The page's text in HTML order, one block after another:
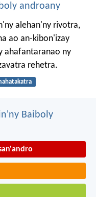
androany
alehan'ny rivotra,
ao an-kibon'izay
ahafantaranao ny
rehetra.
Baiboly